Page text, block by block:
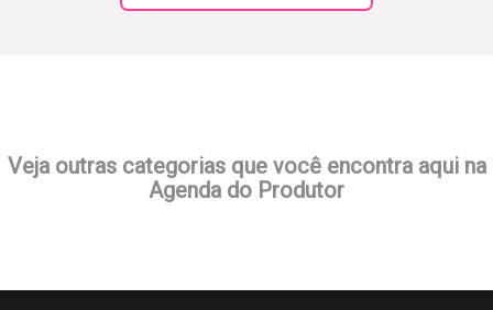
Veja outras categorias que você encontra aqui na
Agenda do Produtor